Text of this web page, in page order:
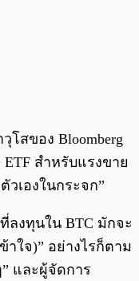
โสของ Bloomberg
สำหรับแรงขาย
วเองในกระจก”
ลงทุนใน BTC มักจะ
ใจ)” อย่างไรก็ตาม
” และผู้จัดการ